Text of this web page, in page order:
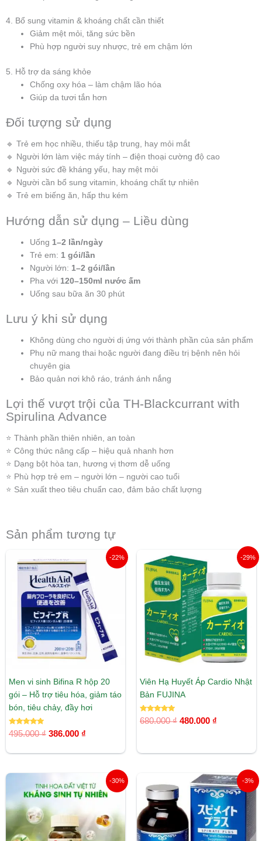
4. Bổ sung vitamin & khoáng chất cần thiết
Giảm mệt mỏi, tăng sức bền
Phù hợp người suy nhược, trẻ em chậm lớn
5. Hỗ trợ da sáng khỏe
Chống oxy hóa – làm chậm lão hóa
Giúp da tươi tắn hơn
Đối tượng sử dụng
🔹 Trẻ em học nhiều, thiếu tập trung, hay mỏi mắt
🔹 Người lớn làm việc máy tính – điện thoại cường độ cao
🔹 Người sức đề kháng yếu, hay mệt mỏi
🔹 Người cần bổ sung vitamin, khoáng chất tự nhiên
🔹 Trẻ em biếng ăn, hấp thu kém
Hướng dẫn sử dụng – Liều dùng
Uống 1–2 lần/ngày
Trẻ em: 1 gói/lần
Người lớn: 1–2 gói/lần
Pha với 120–150ml nước ấm
Uống sau bữa ăn 30 phút
Lưu ý khi sử dụng
Không dùng cho người dị ứng với thành phần của sản phẩm
Phụ nữ mang thai hoặc người đang điều trị bệnh nên hỏi
chuyên gia
Bảo quản nơi khô ráo, tránh ánh nắng
Lợi thế vượt trội của TH-Blackcurrant with
Spirulina Advance
⭐ Thành phần thiên nhiên, an toàn
⭐ Công thức nâng cấp – hiệu quả nhanh hơn
⭐ Dạng bột hòa tan, hương vị thơm dễ uống
⭐ Phù hợp trẻ em – người lớn – người cao tuổi
⭐ Sản xuất theo tiêu chuẩn cao, đảm bảo chất lượng
Sản phẩm tương tự
-22%
Men vi sinh Bifina R hộp 20
gói – Hỗ trợ tiêu hóa, giảm táo
bón, tiêu chảy, đầy hơi
Được xếp
hạng
495.000₫
gốc
là:
495.000 ₫.
386.000 ₫
hiện
tại
là:
386.000 ₫.
-29%
Viên Hạ Huyết Áp Cardio Nhật
Bản FUJINA
Được xếp
hạng
680.000₫
Giá
gốc
là:
680.000 ₫.
480.000 ₫
tại
là:
480.000 ₫.
-30%
gốc
là:
815.000 ₫.
hiện
tại
569.000 ₫.
-3%
gốc
780.000 ₫.
Giá
hiện
tại
là:
760.000 ₫.